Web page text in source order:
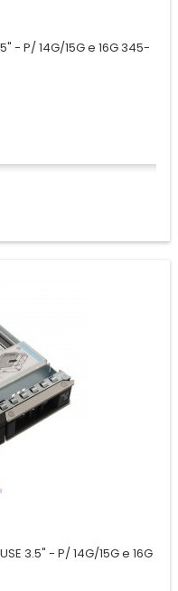
- P/ 14G/15G e 16G 345-
3.5" - P/ 14G/15G e 16G